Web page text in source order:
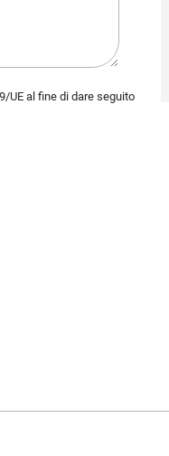
UE al fine di dare seguito